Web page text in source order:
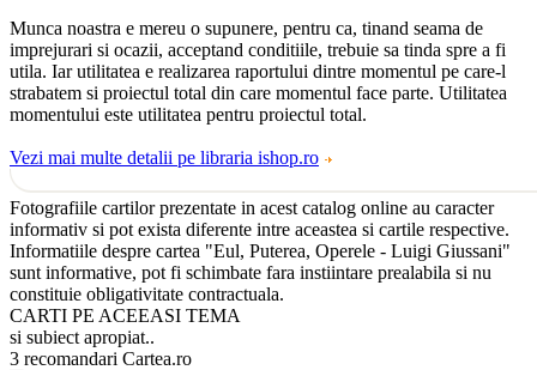
Munca noastra e mereu o supunere, pentru ca, tinand seama de
imprejurari si ocazii, acceptand conditiile, trebuie sa tinda spre a fi
utila. Iar utilitatea e realizarea raportului dintre momentul pe care-l
strabatem si proiectul total din care momentul face parte. Utilitatea
momentului este utilitatea pentru proiectul total.
Vezi mai multe detalii pe libraria ishop.ro
Fotografiile cartilor prezentate in acest catalog online au caracter
informativ si pot exista diferente intre aceastea si cartile respective.
Informatiile despre cartea "Eul, Puterea, Operele - Luigi Giussani"
sunt informative, pot fi schimbate fara instiintare prealabila si nu
constituie obligativitate contractuala.
CARTI PE ACEEASI TEMA
si subiect apropiat..
3 recomandari Cartea.ro